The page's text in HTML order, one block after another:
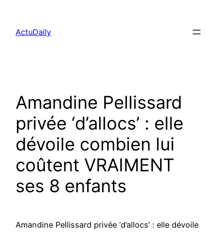
contenu
ActuDaily
Amandine Pellissard
privée ‘d’allocs’ : elle
dévoile combien lui
coûtent VRAIMENT
ses 8 enfants
Amandine Pellissard privée ‘d’allocs’ : elle dévoile